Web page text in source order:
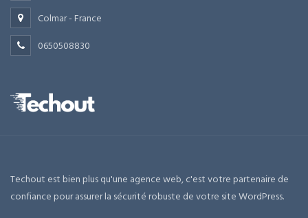
Colmar - France
0650508830
Techout est bien plus qu'une agence web, c'est votre partenaire de
confiance pour assurer la sécurité robuste de votre site WordPress.